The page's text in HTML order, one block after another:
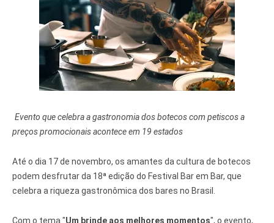
Evento que celebra a gastronomia dos botecos com petiscos a
preços promocionais acontece em 19 estados
Até o dia 17 de novembro, os amantes da cultura de botecos
podem desfrutar da 18ª edição do Festival Bar em Bar, que
celebra a riqueza gastronômica dos bares no Brasil.
Com o tema "Um brinde aos melhores momentos", o evento,